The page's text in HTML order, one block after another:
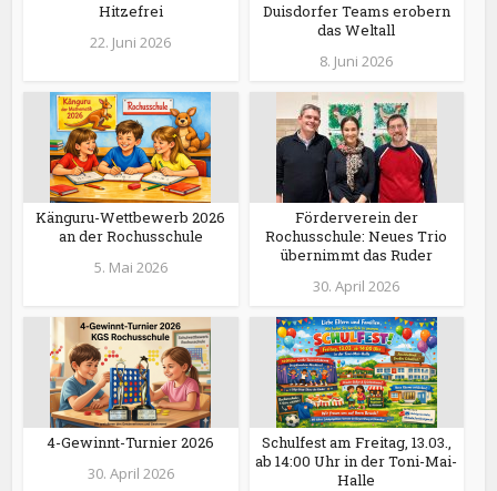
Hitzefrei
22. Juni 2026
Duisdorfer Teams erobern
das Weltall
8. Juni 2026
Känguru-Wettbewerb 2026
an der Rochusschule
5. Mai 2026
Förderverein der
Rochusschule: Neues Trio
übernimmt das Ruder
30. April 2026
4-Gewinnt-Turnier 2026
30. April 2026
Schulfest am Freitag, 13.03.,
ab 14:00 Uhr in der Toni-Mai-
Halle